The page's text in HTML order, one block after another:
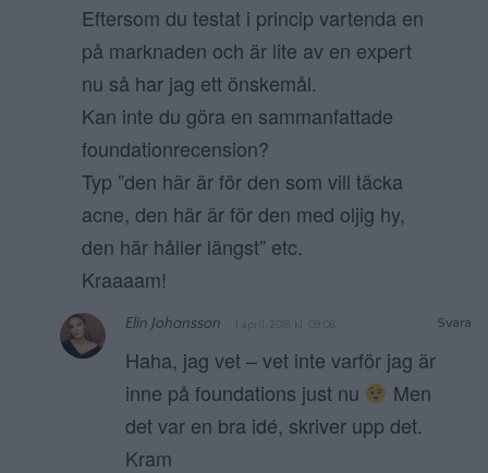
Eftersom du testat i princip vartenda en
på marknaden och är lite av en expert
nu så har jag ett önskemål.
Kan inte du göra en sammanfattade
foundationrecension?
Typ ”den här är för den som vill täcka
acne, den här är för den med oljig hy,
den här håller längst” etc.
Kraaaam!
Svara
Elin Johansson 1 april, 2018 kl. 09:08
Haha, jag vet – vet inte varför jag är
inne på foundations just nu
Men
det var en bra idé, skriver upp det.
Kram